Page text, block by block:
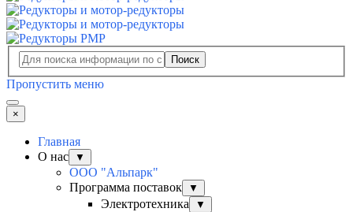
Поиск
Пропустить меню
×
Главная
О нас
▼
ООО "Альпарк"
Программа поставок
▼
Электротехника ▼